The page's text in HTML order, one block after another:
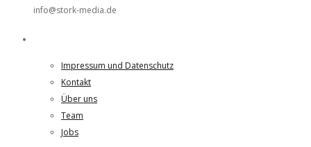
info@stork-media.de
Impressum und Datenschutz
Kontakt
Über uns
Team
Jobs